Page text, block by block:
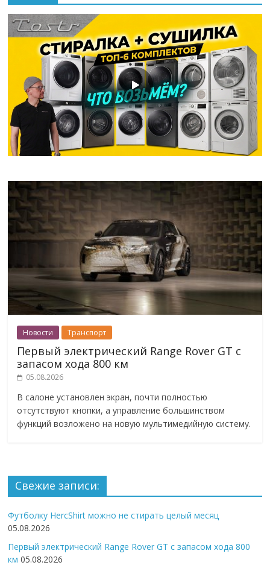
Новости Транспорт
Первый электрический Range Rover GT с
запасом хода 800 км
05.08.2026
В салоне установлен экран, почти полностью
отсутствуют кнопки, а управление большинством
функций возложено на новую мультимедийную систему.
Свежие записи:
Футболку HercShirt можно не стирать целый месяц
05.08.2026
Первый электрический Range Rover GT с запасом хода 800
км 05.08.2026